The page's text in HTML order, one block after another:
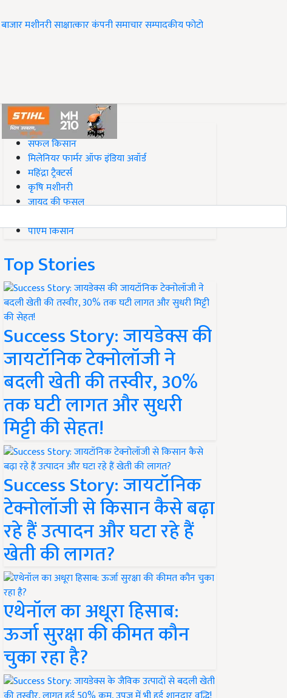
बाजारमशीनरीसाक्षात्कारकंपनी समाचारसम्पादकीयफोटो
#Top on Krishi Jagran
सफल किसान
मिलेनियर फार्मर ऑफ इंडिया अवॉर्ड
महिंद्रा ट्रैक्टर्स
कृषि मशीनरी
जायद की फसल
पीएम किसान
Top Stories
Success Story: जायडेक्स की
जायटॉनिक टेक्नोलॉजी ने
बदली खेती की तस्वीर, 30%
तक घटी लागत और सुधरी
मिट्टी की सेहत!
Success Story: जायटॉनिक
टेक्नोलॉजी से किसान कैसे बढ़ा
रहे हैं उत्पादन और घटा रहे हैं
खेती की लागत?
एथेनॉल का अधूरा हिसाब:
ऊर्जा सुरक्षा की कीमत कौन
चुका रहा है?